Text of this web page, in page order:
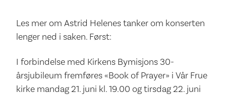
Les mer om Astrid Helenes tanker om konserten
lenger ned i saken. Først:
I forbindelse med Kirkens Bymisjons 30-
årsjubileum fremføres «Book of Prayer» i Vår Frue
kirke mandag 21. juni kl. 19.00 og tirsdag 22. juni